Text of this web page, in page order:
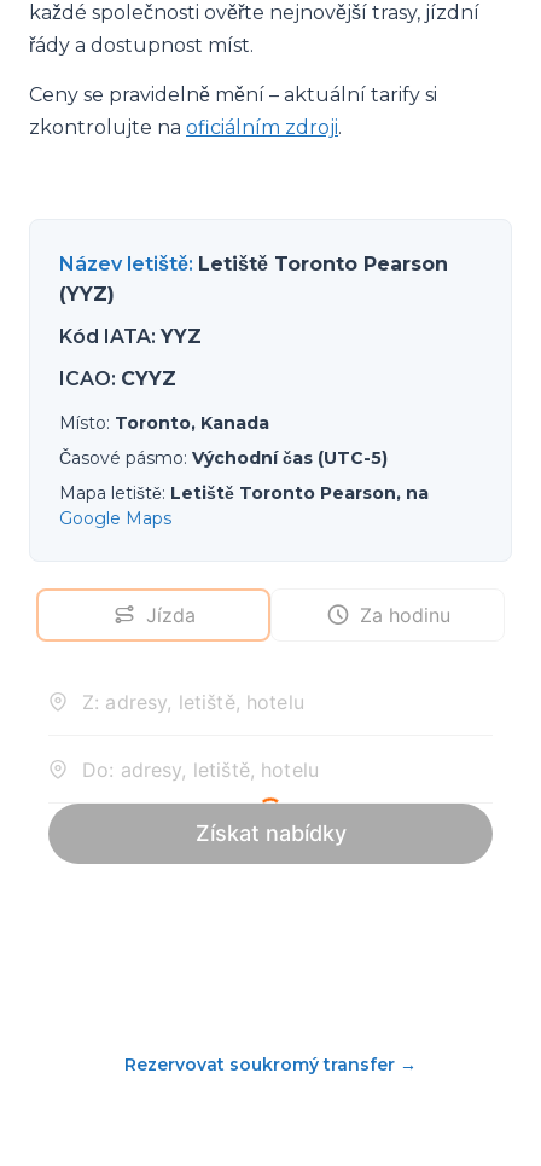
každé společnosti ověřte nejnovější trasy, jízdní
řády a dostupnost míst.
Ceny se pravidelně mění – aktuální tarify si
zkontrolujte na oficiálním zdroji.
Název letiště: Letiště Toronto Pearson
(YYZ)
Kód IATA: YYZ
ICAO: CYYZ
Místo: Toronto, Kanada
Časové pásmo: Východní čas (UTC-5)
Mapa letiště: Letiště Toronto Pearson, na
Google Maps
Rezervovat soukromý transfer →